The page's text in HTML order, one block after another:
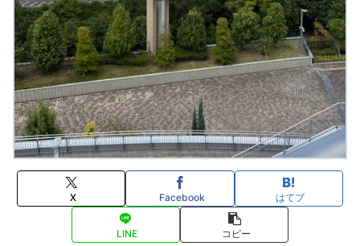
X Facebook はてブ
LINE コピー